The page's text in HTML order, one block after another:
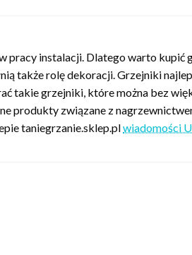
pracy instalacji. Dlatego warto kupić
także rolę dekoracji. Grzejniki
takie grzejniki, które można bez
produkty związane z
taniegrzanie.sklep.plwiadomości